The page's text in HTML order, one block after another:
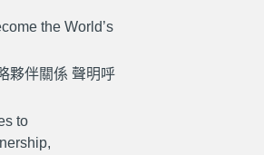
the World’s
夥伴關係 聲明呼
to